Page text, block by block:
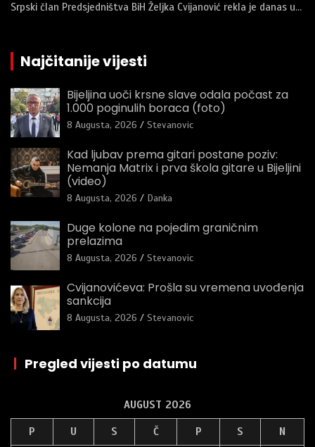
Srpski član Predsjedništva BiH Željka Cvijanović rekla je danas u…
Najčitanije vijesti
Bijeljina uoči krsne slave odala počast za
1.000 poginulih boraca (foto)
8 Augusta, 2026 Stevanovic
Kad ljubav prema gitari postane poziv:
Nemanja Matrix i prva škola gitare u Bijeljini
(video)
8 Augusta, 2026 Danka
Duge kolone na pojedim graničnim
prelazima
8 Augusta, 2026 Stevanovic
Cvijanovićeva: Prošla su vremena uvođenja
sankcija
8 Augusta, 2026 Stevanovic
| Pregled vijesti po datumu
AUGUST 2026
P U S Č P S N